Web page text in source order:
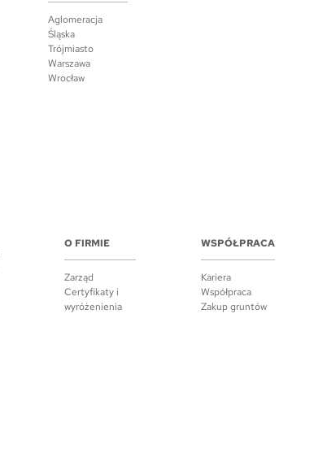
Aglomeracja
Śląska
Trójmiasto
Warszawa
Wrocław
O FIRMIE
Zarząd
Certyfikaty i
wyróżenienia
WSPÓŁPRACA
Kariera
Współpraca
Zakup gruntów